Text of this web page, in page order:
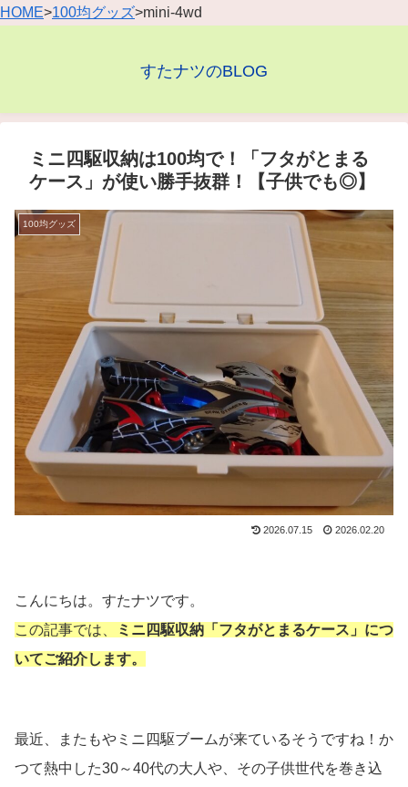
HOME>100均グッズ>mini-4wd
すたナツのBLOG
ミニ四駆収納は100均で！「フタがとまる
ケース」が使い勝手抜群！【子供でも◎】
100均グッズ
2026.07.15 2026.02.20
こんにちは。すたナツです。
この記事では、
ミニ四駆収納「フタがとまるケース」につ
いてご紹介します。
最近、またもやミニ四駆ブームが来ているそうですね！か
つて熱中した30～40代の大人や、その子供世代を巻き込